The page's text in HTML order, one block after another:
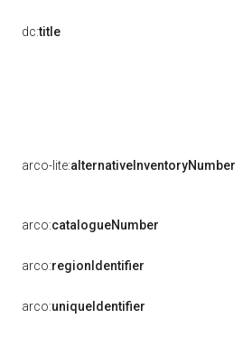
dc:title
arco-lite:alternativeInventoryNumber
arco:catalogueNumber
arco:regionIdentifier
arco:uniqueIdentifier